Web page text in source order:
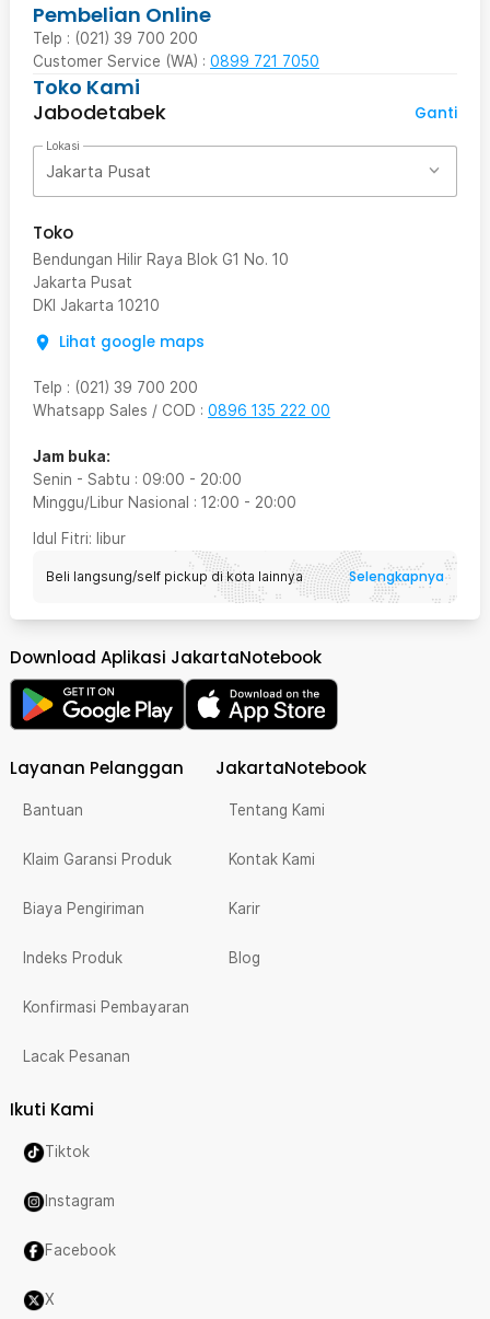
Pembelian Online
Telp : (021) 39 700 200
Customer Service (WA) : 0899 721 7050
Toko Kami
Jabodetabek
Ganti
Lokasi
Jakarta Pusat
Toko
Bendungan Hilir Raya Blok G1 No. 10
Jakarta Pusat
DKI Jakarta 10210
Lihat google maps
Telp : (021) 39 700 200
Whatsapp Sales / COD : 0896 135 222 00
Jam buka:
Senin - Sabtu : 09:00 - 20:00
Minggu/Libur Nasional : 12:00 - 20:00
Idul Fitri: libur
Beli langsung/self pickup di kota lainnya Selengkapnya
Download Aplikasi JakartaNotebook
Layanan Pelanggan
Bantuan
Klaim Garansi Produk
Biaya Pengiriman
Indeks Produk
Konfirmasi Pembayaran
Lacak Pesanan
JakartaNotebook
Tentang Kami
Kontak Kami
Karir
Blog
Ikuti Kami
Tiktok
Instagram
Facebook
X